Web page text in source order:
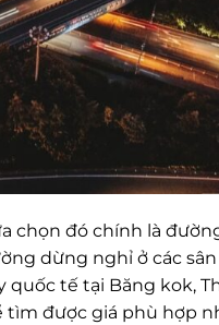
chọn đó chính là
dừng nghỉ ở các
tế tại Băng kok,
tìm được giá phù hợp